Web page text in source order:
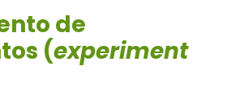
de
(experiment